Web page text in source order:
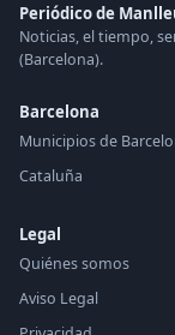
Periódico de
Noticias, el tiempo,
(Barcelona).
Barcelona
Municipios de
Cataluña
Legal
Quiénes somos
Aviso Legal